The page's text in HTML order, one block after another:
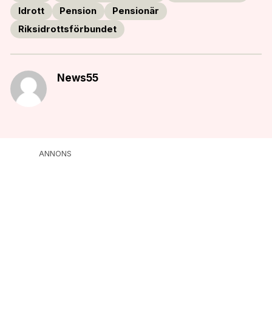
Idrott
Pension
Pensionär
Riksidrottsförbundet
News55
ANNONS